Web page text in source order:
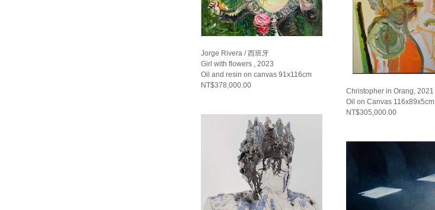
Jorge Rivera / 西班牙
Girl with flowers , 2023
Oil and resin on canvas 91x116cm
NT$378,000.00
Christopher in Orang, 2021
Oil on Canvas 116x89x5cm
NT$305,000.00